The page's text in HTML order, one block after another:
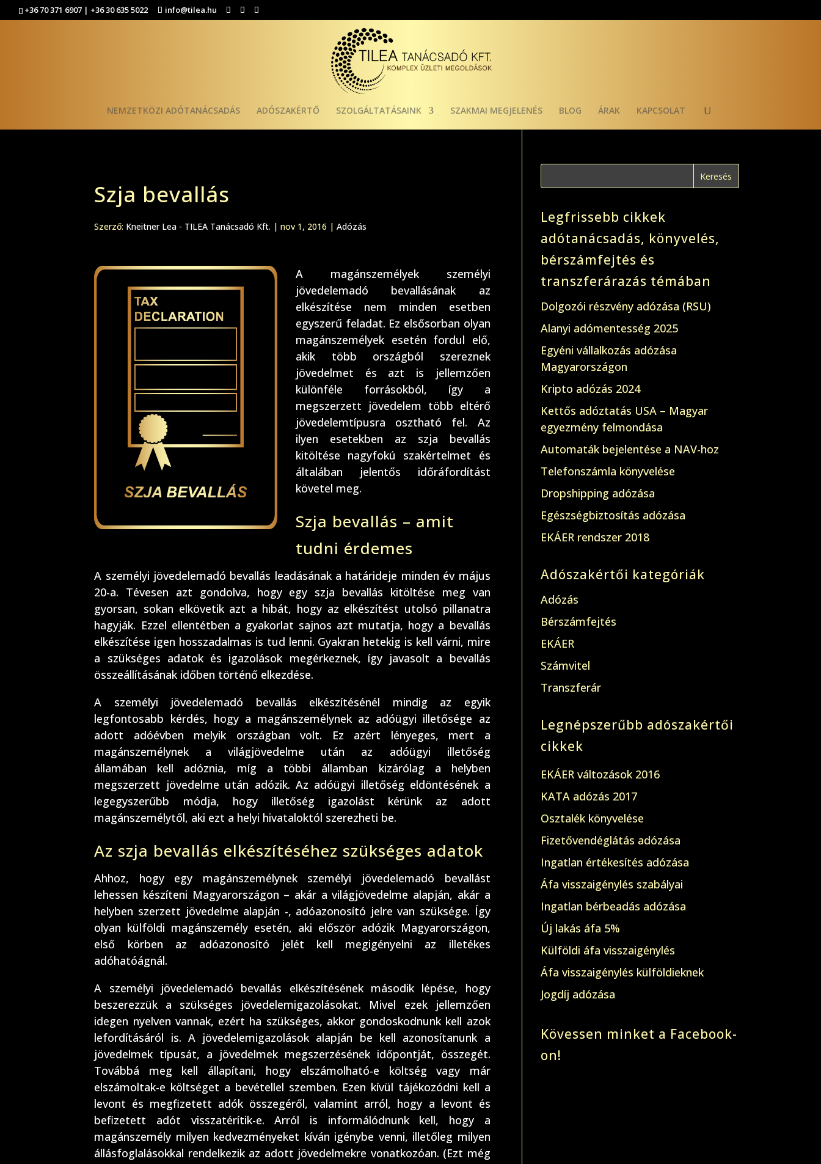
+36 70 371 6907 | +36 30 635 5022 info@tilea.hu
NEMZETKÖZI ADÓTANÁCSADÁS ADÓSZAKÉRTŐ SZOLGÁLTATÁSAINK SZAKMAI MEGJELENÉS BLOG ÁRAK KAPCSOLAT
Szja bevallás
Szerző: Kneitner Lea - TILEA Tanácsadó Kft. |nov 1, 2016 |Adózás
A magánszemélyek személyi
jövedelemadó bevallásának az
elkészítése nem minden esetben
egyszerű feladat. Ez elsősorban olyan
magánszemélyek esetén fordul elő,
akik több országból szereznek
jövedelmet és azt is jellemzően
különféle forrásokból, így a
megszerzett jövedelem több eltérő
jövedelemtípusra osztható fel. Az
ilyen esetekben az szja bevallás
kitöltése nagyfokú szakértelmet és
általában jelentős időráfordítást
követel meg.
Szja bevallás – amit
tudni érdemes
A személyi jövedelemadó bevallás leadásának a határideje minden év május
20-a. Tévesen azt gondolva, hogy egy szja bevallás kitöltése meg van
gyorsan, sokan elkövetik azt a hibát, hogy az elkészítést utolsó pillanatra
hagyják. Ezzel ellentétben a gyakorlat sajnos azt mutatja, hogy a bevallás
elkészítése igen hosszadalmas is tud lenni. Gyakran hetekig is kell várni, mire
a szükséges adatok és igazolások megérkeznek, így javasolt a bevallás
összeállításának időben történő elkezdése.
A személyi jövedelemadó bevallás elkészítésénél mindig az egyik
legfontosabb kérdés, hogy a magánszemélynek az adóügyi illetősége az
adott adóévben melyik országban volt. Ez azért lényeges, mert a
magánszemélynek a világjövedelme után az adóügyi illetőség
államában kell adóznia, míg a többi államban kizárólag a helyben
megszerzett jövedelme után adózik. Az adóügyi illetőség eldöntésének a
legegyszerűbb módja, hogy illetőség igazolást kérünk az adott
magánszemélytől, aki ezt a helyi hivataloktól szerezheti be.
Az szja bevallás elkészítéséhez szükséges adatok
Ahhoz, hogy egy magánszemélynek személyi jövedelemadó bevallást
lehessen készíteni Magyarországon – akár a világjövedelme alapján, akár a
helyben szerzett jövedelme alapján -, adóazonosító jelre van szüksége. Így
olyan külföldi magánszemély esetén, aki először adózik Magyarországon,
első körben az adóazonosító jelét kell megigényelni az illetékes
adóhatóágnál.
A személyi jövedelemadó bevallás elkészítésének második lépése, hogy
beszerezzük a szükséges jövedelemigazolásokat. Mivel ezek jellemzően
idegen nyelven vannak, ezért ha szükséges, akkor gondoskodnunk kell azok
lefordításáról is. A jövedelemigazolások alapján be kell azonosítanunk a
jövedelmek típusát, a jövedelmek megszerzésének időpontját, összegét.
Továbbá meg kell állapítani, hogy elszámolható-e költség vagy már
elszámoltak-e költséget a bevétellel szemben. Ezen kívül tájékozódni kell a
levont és megfizetett adók összegéről, valamint arról, hogy a levont és
befizetett adót visszatérítik-e. Arról is informálódnunk kell, hogy a
magánszemély milyen kedvezményeket kíván igénybe venni, illetőleg milyen
állásfoglalásokkal rendelkezik az adott jövedelmekre vonatkozóan. (Ezt még
Legfrissebb cikkek
adótanácsadás, könyvelés,
bérszámfejtés és
transzferárazás témában
Dolgozói részvény adózása (RSU)
Alanyi adómentesség 2025
Egyéni vállalkozás adózása
Magyarországon
Kripto adózás 2024
Kettős adóztatás USA – Magyar
egyezmény felmondása
Automaták bejelentése a NAV-hoz
Telefonszámla könyvelése
Dropshipping adózása
Egészségbiztosítás adózása
EKÁER rendszer 2018
Adószakértői kategóriák
Adózás
Bérszámfejtés
EKÁER
Számvitel
Transzferár
Legnépszerűbb adószakértői
cikkek
EKÁER változások 2016
KATA adózás 2017
Osztalék könyvelése
Fizetővendéglátás adózása
Ingatlan értékesítés adózása
Áfa visszaigénylés szabályai
Ingatlan bérbeadás adózása
Új lakás áfa 5%
Külföldi áfa visszaigénylés
Áfa visszaigénylés külföldieknek
Jogdíj adózása
Kövessen minket a Facebook-
on!